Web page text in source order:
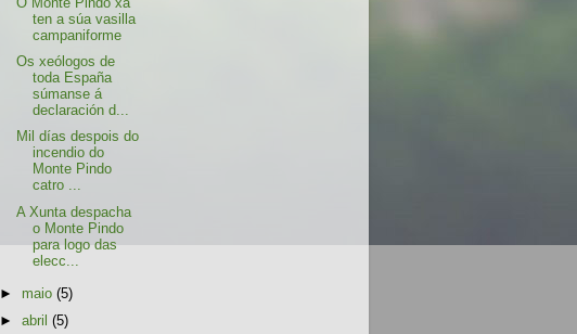
ten a súa vasilla
campaniforme
Os xeólogos de
toda España
súmanse á
declaración d...
Mil días despois do
incendio do
Monte Pindo
catro ...
A Xunta despacha
o Monte Pindo
para logo das
elecc...
► maio(5)
►abril(5)